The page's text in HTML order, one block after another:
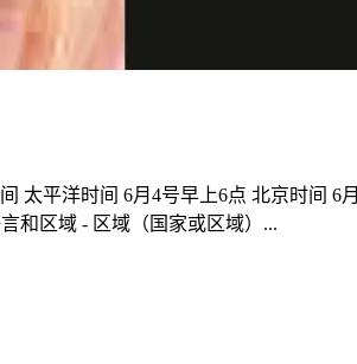
太平洋时间 6月4号早上6点 北京时间
言和区域 - 区域（国家或区域）...